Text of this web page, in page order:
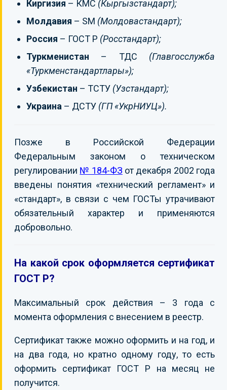
Киргизия – КМС (Кыргызстандарт);
Молдавия – SM (Молдовастандарт);
Россия – ГОСТ Р (Росстандарт);
Туркменистан – ТДС (Главгосслужба
«Туркменстандартлары»);
Узбекистан – ТСТУ (Узстандарт);
Украина – ДСТУ (ГП «УкрНИУЦ»).
Позже в Российской Федерации
Федеральным законом о техническом
регулировании № 184-ФЗ от декабря 2002 года
введены понятия «технический регламент» и
«стандарт», в связи с чем ГОСТы утрачивают
обязательный характер и применяются
добровольно.
На какой срок оформляется сертификат
ГОСТ Р?
Максимальный срок действия – 3 года с
момента оформления с внесением в реестр.
Сертификат также можно оформить и на год, и
на два года, но кратно одному году, то есть
оформить сертификат ГОСТ Р на месяц не
получится.